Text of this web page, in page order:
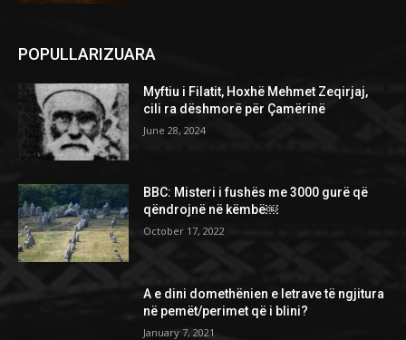
POPULLARIZUARA
Myftiu i Filatit, Hoxhë Mehmet Zeqirjaj,
cili ra dëshmorë për Çamërinë
June 28, 2024
BBC: Misteri i fushës me 3000 gurë që
qëndrojnë në këmbë￼
October 17, 2022
A e dini domethënien e letrave të ngjitura
në pemët/perimet që i blini?
January 7, 2021